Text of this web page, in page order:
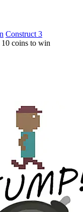
Construct 3
10 coins to win